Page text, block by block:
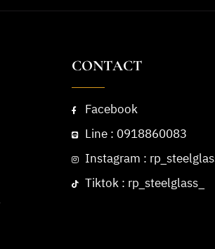
CONTACT
Facebook
Line : 0918860083
Instagram :
Tiktok : rp_steelglass_